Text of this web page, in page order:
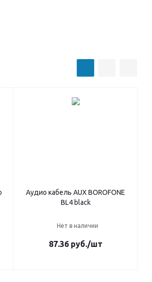
Аудио кабель AUX BOROFONE
BL4 black
Нет в наличии
87.36руб./шт